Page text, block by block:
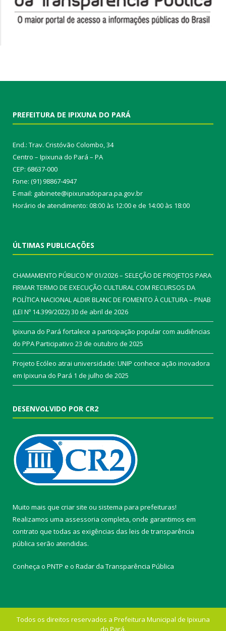
PREFEITURA DE IPIXUNA DO PARÁ
End.: Trav. Cristóvão Colombo, 34
Centro – Ipixuna do Pará – PA
CEP: 68637-000
Fone: (91) 98867-4947
E-mail: gabinete@ipixunadopara.pa.gov.br
Horário de atendimento: 08:00 às 12:00 e de 14:00 às 18:00
ÚLTIMAS PUBLICAÇÕES
CHAMAMENTO PÚBLICO Nº 01/2026 – SELEÇÃO DE PROJETOS PARA
FIRMAR TERMO DE EXECUÇÃO CULTURAL COM RECURSOS DA
POLÍTICA NACIONAL ALDIR BLANC DE FOMENTO À CULTURA – PNAB
(LEI Nº 14.399/2022)30 de abril de 2026
Ipixuna do Pará fortalece a participação popular com audiências
do PPA Participativo 23 de outubro de 2025
Projeto Ecóleo atrai universidade: UNIP conhece ação inovadora
em Ipixuna do Pará 1 de julho de 2025
DESENVOLVIDO POR CR2
Muito mais que criar site ou sistema para prefeituras!
Realizamos uma assessoria completa, onde garantimos em
contrato que todas as exigências das leis de transparência
pública serão atendidas.
Conheça o PNTP e o Radar da Transparência Pública
Todos os direitos reservados a Prefeitura Municipal de Ipixuna
do Pará.